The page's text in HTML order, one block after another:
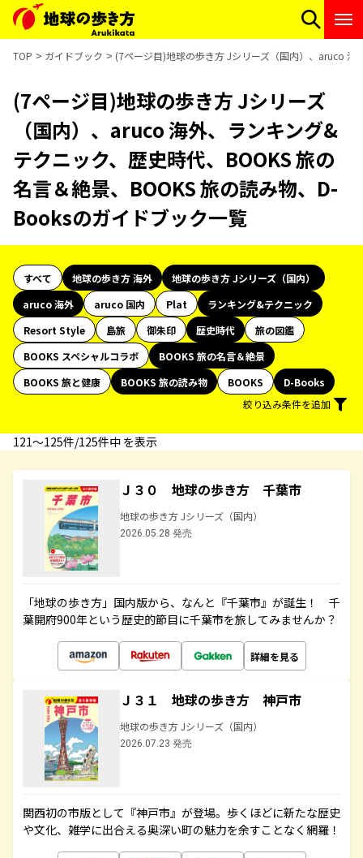
TOP ガイドブック (7ページ目)地球の歩き方 Jシリーズ（国内）、aruco
(7ページ目)地球の歩き方 Jシリーズ
（国内）、aruco 海外、ランキング&
テクニック、歴史時代、BOOKS 旅の
名言＆絶景、BOOKS 旅の読み物、D-
Booksのガイドブック一覧
すべて 地球の歩き方 海外
地球の歩き方 Jシリーズ（国内）
aruco 海外
aruco 国内 Plat
ランキング&テクニック
Resort Style
島旅 御朱印 歴史時代
旅の図鑑
BOOKS スペシャルコラボ
BOOKS 旅の名言＆絶景
BOOKS 旅と健康
BOOKS 旅の読み物 BOOKS
D-Books
絞り込み条件を追加
121〜125件/125件中 を表示
Ｊ３０ 地球の歩き方 千葉市
地球の歩き方 Jシリーズ（国内）
2026.05.28 発売
「地球の歩き方」国内版から、なんと『千葉市』が誕生！ 千
葉開府900年という歴史的節目に千葉市を旅してみませんか？
詳細を見る
Ｊ３１ 地球の歩き方 神戸市
地球の歩き方 Jシリーズ（国内）
2026.07.23 発売
関西初の市版として『神戸市』が登場。歩くほどに新たな歴史
や文化、雑学に出合える奥深い町の魅力を余すことなく網羅！